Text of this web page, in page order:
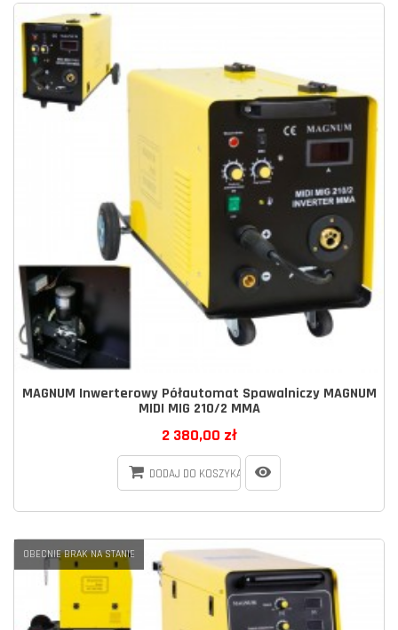
MAGNUM Inwerterowy Półautomat Spawalniczy MAGNUM
MIDI MIG 210/2 MMA
2 380,00 zł
DODAJ DO KOSZYKA
OBECNIE BRAK NA STANIE